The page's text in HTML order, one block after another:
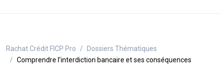
Rachat Crédit FICP Pro
Dossiers Thématiques
Comprendre l’interdiction bancaire et ses conséquences